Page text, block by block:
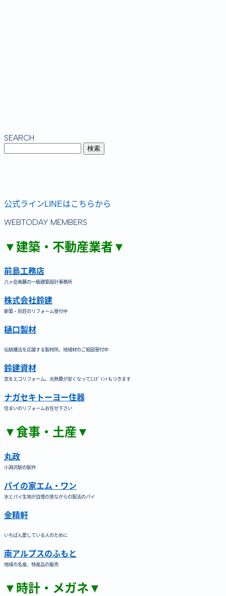
SEARCH
公式ラインLINEはこちらから
WEBTODAY MEMBERS
▼建築・不動産業者▼
前島工務店
八ヶ岳南麓の一級建築設計事務所
株式会社鈴建
新築・別荘のリフォーム受付中
樋口製材
伝統構法を応援する製材所。地域材のご相談受付中
鈴建資材
窓をエコリフォーム。光熱費が安くなってｴｺﾎﾟｲﾝﾄもつきます
ナガセキトーヨー住器
住まいのリフォームお任せ下さい
▼食事・土産▼
丸政
小淵沢駅の駅弁
パイの家エム・ワン
水とパイ生地が自慢の昔ながらの製法のパイ
金精軒
いちばん愛している人のために
南アルプスのふもと
地域の名産、特産品の販売
▼時計・メガネ▼